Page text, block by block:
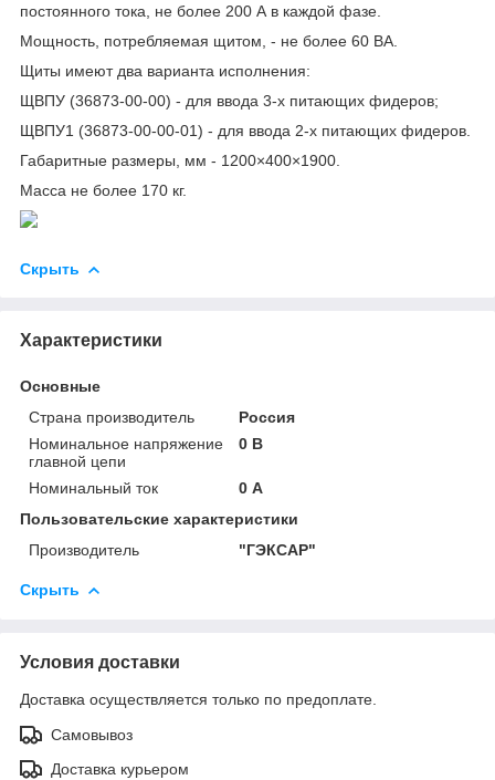
постоянного тока, не более 200 А в каждой фазе.
Мощность, потребляемая щитом, - не более 60 ВА.
Щиты имеют два варианта исполнения:
ЩВПУ (36873-00-00) - для ввода 3-х питающих фидеров;
ЩВПУ1 (36873-00-00-01) - для ввода 2-х питающих фидеров.
Габаритные размеры, мм - 1200×400×1900.
Масса не более 170 кг.
Скрыть
Характеристики
Основные
Страна производитель
Россия
Номинальное напряжение
главной цепи
0 В
Номинальный ток
0 А
Пользовательские характеристики
Производитель
"ГЭКСАР"
Скрыть
Условия доставки
Доставка осуществляется только по предоплате.
Самовывоз
Доставка курьером